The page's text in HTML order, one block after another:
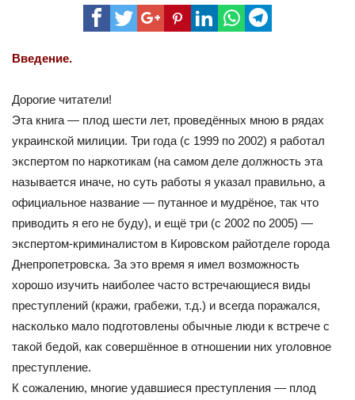
учат
в
школе.
Введение.
Дорогие читатели!
Эта книга — плод шести лет, проведённых мною в рядах
украинской милиции. Три года (с 1999 по 2002) я работал
экспертом по наркотикам (на самом деле должность эта
называется иначе, но суть работы я указал правильно, а
официальное название — путанное и мудрёное, так что
приводить я его не буду), и ещё три (с 2002 по 2005) —
экспертом-криминалистом в Кировском райотделе города
Днепропетровска. За это время я имел возможность
хорошо изучить наиболее часто встречающиеся виды
преступлений (кражи, грабежи, т.д.) и всегда поражался,
насколько мало подготовлены обычные люди к встрече с
такой бедой, как совершённое в отношении них уголовное
преступление.
К сожалению, многие удавшиеся преступления — плод